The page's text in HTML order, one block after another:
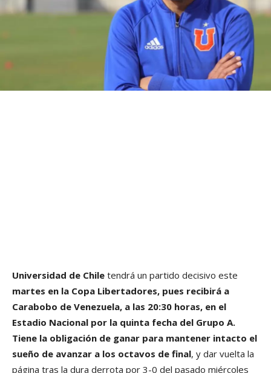
Universidad de Chile tendrá un partido decisivo este
martes en la Copa Libertadores, pues recibirá a
Carabobo de Venezuela, a las 20:30 horas, en el
Estadio Nacional por la quinta fecha del Grupo A.
Tiene la obligación de ganar para mantener intacto el
sueño de avanzar a los octavos de final, y dar vuelta la
página tras la dura derrota por 3-0 del pasado miércoles